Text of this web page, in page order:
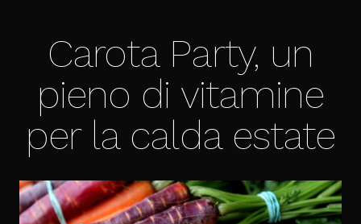
Carota Party, un
pieno di vitamine
per la calda estate